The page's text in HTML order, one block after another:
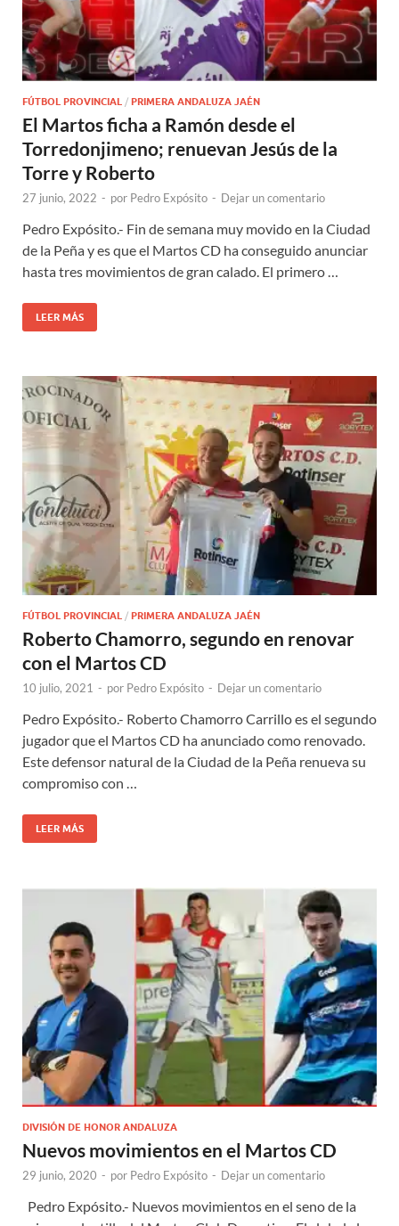
FÚTBOL PROVINCIAL / PRIMERA ANDALUZA JAÉN
El Martos ficha a Ramón desde el
Torredonjimeno; renuevan Jesús de la
Torre y Roberto
27 junio, 2022 - por Pedro Expósito - Dejar un comentario
Pedro Expósito.- Fin de semana muy movido en la Ciudad
de la Peña y es que el Martos CD ha conseguido anunciar
hasta tres movimientos de gran calado. El primero …
LEER MÁS
FÚTBOL PROVINCIAL / PRIMERA ANDALUZA JAÉN
Roberto Chamorro, segundo en renovar
con el Martos CD
10 julio, 2021 - por Pedro Expósito - Dejar un comentario
Pedro Expósito.- Roberto Chamorro Carrillo es el segundo
jugador que el Martos CD ha anunciado como renovado.
Este defensor natural de la Ciudad de la Peña renueva su
compromiso con …
LEER MÁS
DIVISIÓN DE HONOR ANDALUZA
Nuevos movimientos en el Martos CD
29 junio, 2020 - por Pedro Expósito - Dejar un comentario
Pedro Expósito.- Nuevos movimientos en el seno de la